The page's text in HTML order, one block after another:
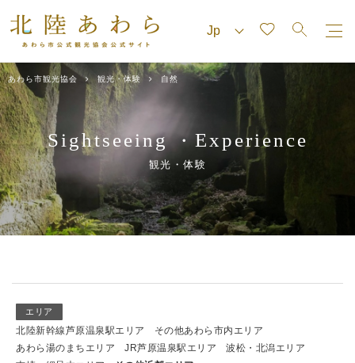
あわら市観光協会 観光・体験 自然
Sightseeing・ Experience
観光・体験
エリア
北陸新幹線芦原温泉駅エリア
その他あわら市内エリア
あわら湯のまちエリア
JR芦原温泉駅エリア
波松・北潟エリア